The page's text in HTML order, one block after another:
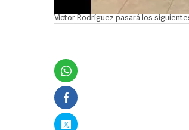
Víctor Rodríguez pasará los